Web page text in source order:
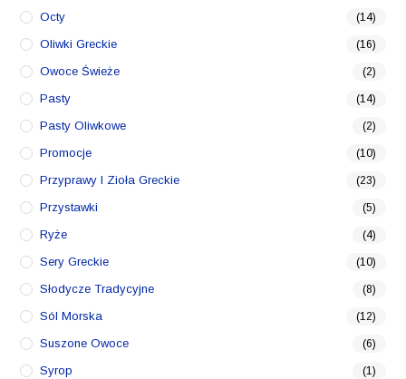
Octy (14)
Oliwki Greckie (16)
Owoce Świeże (2)
Pasty (14)
Pasty Oliwkowe (2)
Promocje (10)
Przyprawy I Zioła Greckie (23)
Przystawki (5)
Ryże (4)
Sery Greckie (10)
Słodycze Tradycyjne (8)
Sól Morska (12)
Suszone Owoce (6)
Syrop (1)